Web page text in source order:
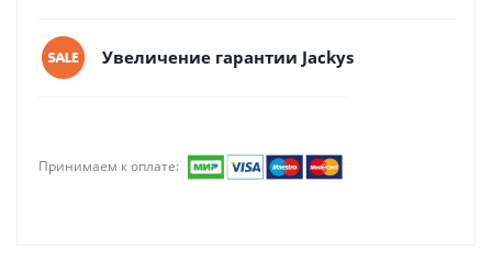
Увеличение гарантии Jackys
Принимаем к оплате: